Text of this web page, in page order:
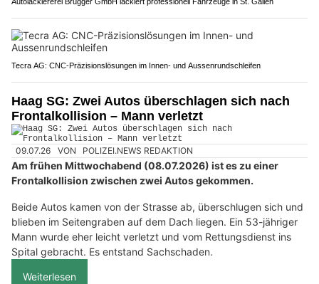
Tecra AG: CNC-Präzisionslösungen im Innen- und Aussenrundschleifen
Haag SG: Zwei Autos überschlagen sich nach
Frontalkollision – Mann verletzt
09.07.26 VON POLIZEI.NEWS REDAKTION
Am frühen Mittwochabend (08.07.2026) ist es zu einer
Frontalkollision zwischen zwei Autos gekommen.
Beide Autos kamen von der Strasse ab, überschlugen sich und
blieben im Seitengraben auf dem Dach liegen. Ein 53-jähriger
Mann wurde eher leicht verletzt und vom Rettungsdienst ins
Spital gebracht. Es entstand Sachschaden.
Weiterlesen